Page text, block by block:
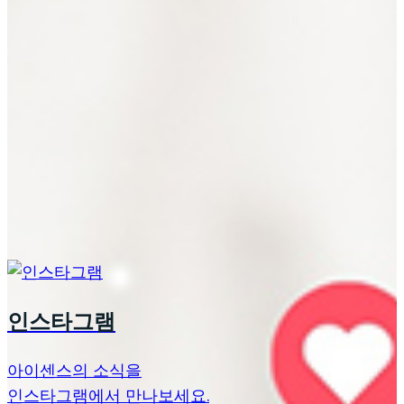
인스타그램
아이센스의 소식을
인스타그램에서 만나보세요.